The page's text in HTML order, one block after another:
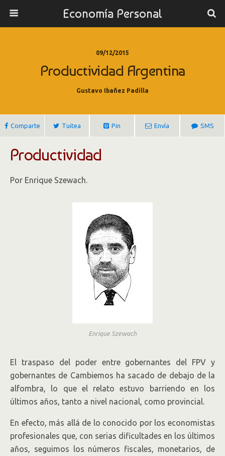
Economía Personal
09/12/2015
Productividad Argentina
Gustavo Ibañez Padilla
Comparte Tuitea Pin Envía SMS
Productividad
Por Enrique Szewach.
Enrique Szewach
El traspaso del poder entre gobernantes del FPV y
gobernantes de Cambiemos ha sacado de debajo de la
alfombra, lo que el relato estuvo barriendo en los
últimos años, tanto a nivel nacional, como provincial.
En efecto, más allá de lo conocido por los economistas
profesionales que, con serias dificultades en los últimos
años, seguimos los números fiscales, monetarios, de